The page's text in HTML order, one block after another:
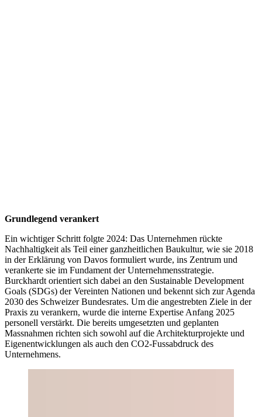
Grundlegend verankert
Ein wichtiger Schritt folgte 2024: Das Unternehmen rückte
Nachhaltigkeit als Teil einer ganzheitlichen Baukultur, wie sie 2018
in der Erklärung von Davos formuliert wurde, ins Zentrum und
verankerte sie im Fundament der Unternehmensstrategie.
Burckhardt orientiert sich dabei an den Sustainable Development
Goals (SDGs) der Vereinten Nationen und bekennt sich zur Agenda
2030 des Schweizer Bundesrates. Um die angestrebten Ziele in der
Praxis zu verankern, wurde die interne Expertise Anfang 2025
personell verstärkt. Die bereits umgesetzten und geplanten
Massnahmen richten sich sowohl auf die Architekturprojekte und
Eigenentwicklungen als auch den CO2-Fussabdruck des
Unternehmens.